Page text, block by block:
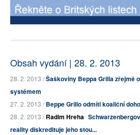
Obsah vydání | 28. 2. 2013
28. 2. 2013 /Šaškoviny Beppa Grilla zřejmě
systémem
27. 2. 2013 /Beppe Grillo odmítl koaliční
28. 2. 2013 /Radim Hreha
reality diskredituje jeho stou...